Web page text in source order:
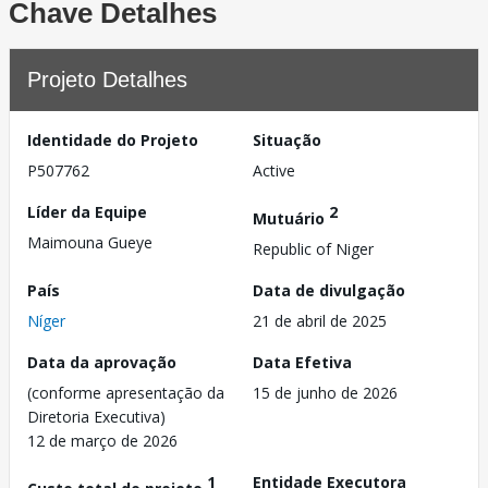
Chave Detalhes
Projeto Detalhes
Identidade do Projeto
P507762
Situação
Active
Líder da Equipe
Maimouna Gueye
Mutuário 2
Republic of Niger
País
Níger
Data de divulgação
21 de abril de 2025
Data da aprovação
(conforme apresentação da
Diretoria Executiva)
12 de março de 2026
Data Efetiva
15 de junho de 2026
1 Entidade Executora